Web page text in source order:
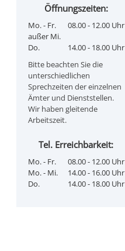
Öffnungszeiten:
Mo. - Fr.
außer Mi.
08.00 - 12.00 Uhr
Do.
14.00 - 18.00 Uhr
Bitte beachten Sie die
unterschiedlichen
Sprechzeiten der einzelnen
Ämter und Dienststellen.
Wir haben gleitende
Arbeitszeit.
Tel. Erreichbarkeit:
Mo. - Fr.
08.00 - 12.00 Uhr
Mo. - Mi.
14.00 - 16.00 Uhr
Do.
14.00 - 18.00 Uhr